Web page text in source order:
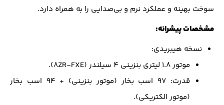
سوخت بهینه و عملکرد نرم و بی‌صدایی را به همراه دارد.
مشخصات پیشرانه:
نسخه هیبریدی:
موتور ۱.۸ لیتری بنزینی 4 سیلندر (8ZR-FXE).
قدرت: ۹۷ اسب بخار (موتور بنزینی) + ۹۴ اسب بخار
(موتور الکتریکی).